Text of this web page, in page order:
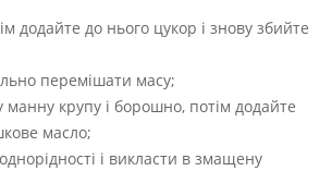
додайте до нього цукор і знову збийте
перемішати масу;
манну крупу і борошно, потім додайте
масло;
і викласти в змащену